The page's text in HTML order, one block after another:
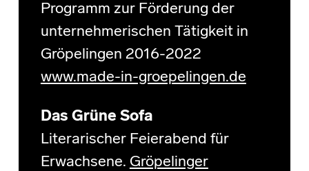
Programm zur Förderung der
unternehmerischen Tätigkeit in
Gröpelingen 2016-2022
www.made-in-groepelingen.de
Das Grüne Sofa
Literarischer Feierabend für
Erwachsene. Gröpelinger